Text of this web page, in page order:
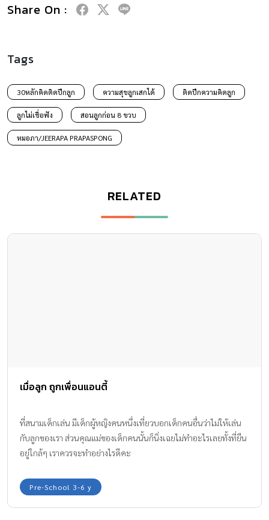
Share On :
Tags
30หลักคิดติดปีกลูก ความสุขลูกเสกได้ ติดปีกความคิดลูก
ลูกไม่เชื่อฟัง สอนลูกก่อน 8 ขวบ
หมอภา/JEERAPA PRAPASPONG
RELATED
เมื่อลูก ถูกเพื่อนแอนตี้
ที่สนามเด็กเล่น มีเด็กผู้หญิงคนหนึ่งเที่ยวบอกเด็กคนอื่นว่าไม่ให้เล่น
กับลูกของเรา ส่วนคุณแม่ของเด็กคนนั้นก็นิ่งเฉยไม่ทำอะไรเลยทั้งที่ยืน
อยู่ใกล้ๆ เราควรจะทำอย่างไรดีคะ
Pre-School 3-6 y